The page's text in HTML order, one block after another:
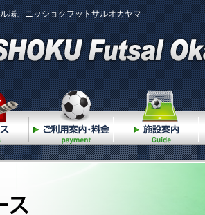
場、ニッショクフットサルオカヤマ
ニュース ご利用案内・料金